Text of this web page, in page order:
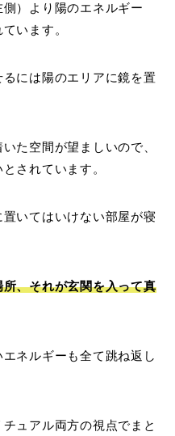
）より陽のエネルギー
います。
には陽のエリアに鏡を置
た空間が望ましいので、
されています。
いてはいけない部屋が寝
、それが玄関を入って真
ネルギーも全て跳ね返し
ュアル両方の視点でまと